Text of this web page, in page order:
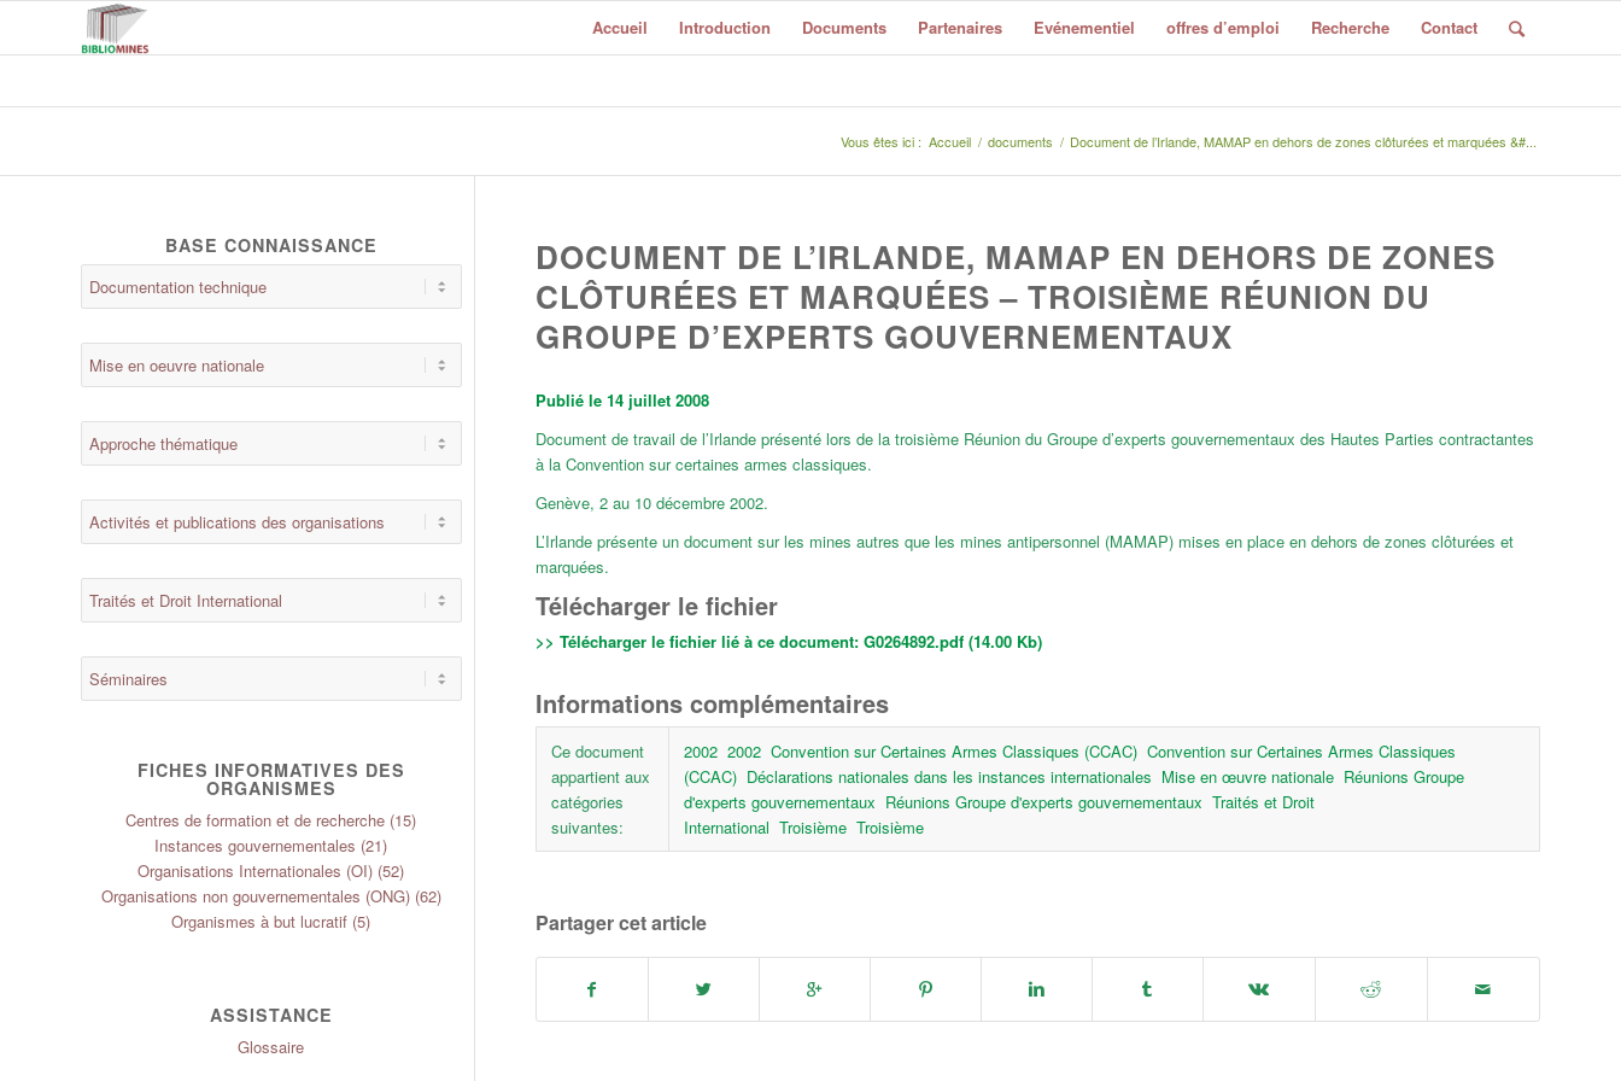
Accueil Introduction Documents Partenaires Evénementiel offres d’emploi Recherche Contact
Vous êtes ici : Accueil / documents / Document de l’Irlande, MAMAP en dehors de zones clôturées et marquées &#...
DOCUMENT DE L’IRLANDE, MAMAP EN DEHORS DE ZONES
CLÔTURÉES ET MARQUÉES – TROISIÈME RÉUNION DU
GROUPE D’EXPERTS GOUVERNEMENTAUX
Publié le 14 juillet 2008
Document de travail de l’Irlande présenté lors de la troisième Réunion du Groupe d’experts gouvernementaux des Hautes Parties contractantes
à la Convention sur certaines armes classiques.
Genève, 2 au 10 décembre 2002.
L’Irlande présente un document sur les mines autres que les mines antipersonnel (MAMAP) mises en place en dehors de zones clôturées et
marquées.
Télécharger le fichier
>> Télécharger le fichier lié à ce document: G0264892.pdf (14.00 Kb)
Informations complémentaires
Ce document
appartient aux
catégories
suivantes:
2002 2002 Convention sur Certaines Armes Classiques (CCAC) Convention sur Certaines Armes Classiques
(CCAC) Déclarations nationales dans les instances internationales Mise en œuvre nationale Réunions Groupe
d'experts gouvernementaux Réunions Groupe d'experts gouvernementaux Traités et Droit
International Troisième Troisième
Partager cet article
BASE CONNAISSANCE
FICHES INFORMATIVES DES
ORGANISMES
Centres de formation et de recherche (15)
Instances gouvernementales (21)
Organisations Internationales (OI) (52)
Organisations non gouvernementales (ONG)(62)
Organismes à but lucratif (5)
ASSISTANCE
Glossaire